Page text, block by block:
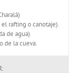
rafting o canotaje).
de agua)
de la cueva.